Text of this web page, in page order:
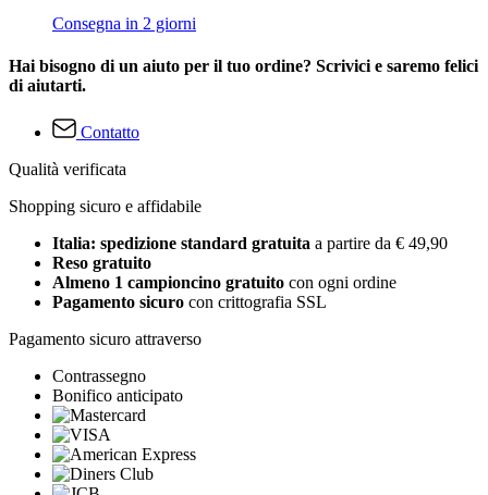
Consegna in 2 giorni
Hai bisogno di un aiuto per il tuo ordine? Scrivici e saremo felici
di aiutarti.
Contatto
Qualità verificata
Shopping sicuro e affidabile
Italia: spedizione standard gratuita a partire da € 49,90
Reso gratuito
Almeno 1 campioncino gratuito con ogni ordine
Pagamento sicuro con crittografia SSL
Pagamento sicuro attraverso
Contrassegno
Bonifico anticipato